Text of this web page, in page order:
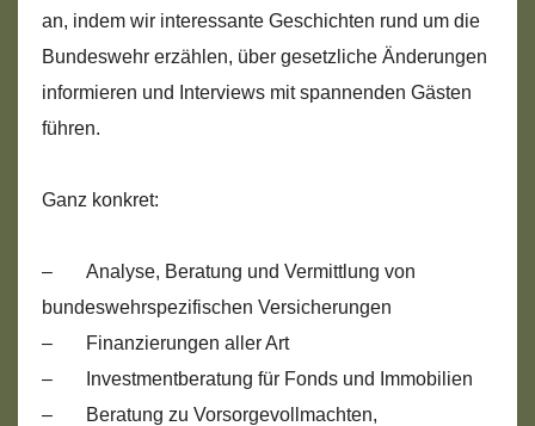
an, indem wir interessante Geschichten rund um die
Bundeswehr erzählen, über gesetzliche Änderungen
informieren und Interviews mit spannenden Gästen
führen.
Ganz konkret:
– Analyse, Beratung und Vermittlung von
bundeswehrspezifischen Versicherungen
– Finanzierungen aller Art
– Investmentberatung für Fonds und Immobilien
– Beratung zu Vorsorgevollmachten,